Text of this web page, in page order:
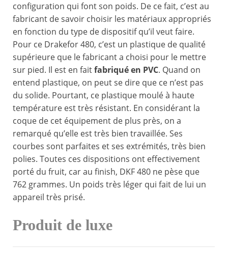
configuration qui font son poids. De ce fait, c’est au
fabricant de savoir choisir les matériaux appropriés
en fonction du type de dispositif qu’il veut faire.
Pour ce Drakefor 480, c’est un plastique de qualité
supérieure que le fabricant a choisi pour le mettre
sur pied. Il est en faitfabriqué en PVC. Quand on
entend plastique, on peut se dire que ce n’est pas
du solide. Pourtant, ce plastique moulé à haute
température est très résistant. En considérant la
coque de cet équipement de plus près, on a
remarqué qu’elle est très bien travaillée. Ses
courbes sont parfaites et ses extrémités, très bien
polies. Toutes ces dispositions ont effectivement
porté du fruit, car au finish, DKF 480 ne pèse que
762 grammes. Un poids très léger qui fait de lui un
appareil très prisé.
Produit de luxe